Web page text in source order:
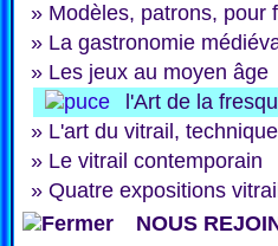
» Modèles, patrons, pour
» La gastronomie
» Les jeux au moyen âge
l'Art de la
» L'art du vitrail,
» Le vitrail contemporain
» Quatre expositions
NOUS